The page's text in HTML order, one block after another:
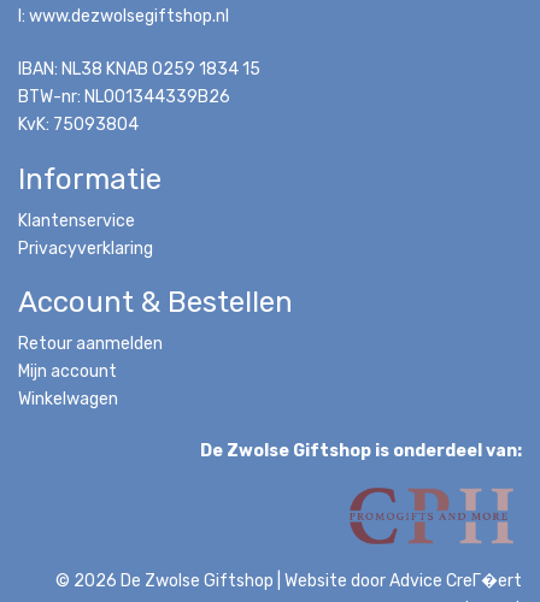
I: www.dezwolsegiftshop.nl
IBAN: NL38 KNAB 0259 1834 15
BTW-nr: NL001344339B26
KvK: 75093804
Informatie
Klantenservice
Privacyverklaring
Account & Bestellen
Retour aanmelden
Mijn account
Winkelwagen
De Zwolse Giftshop is onderdeel van:
© 2026 De Zwolse Giftshop Website doorAdvice CreГ�ert